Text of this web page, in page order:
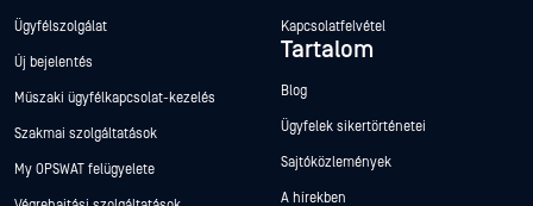
Ügyfélszolgálat
Új bejelentés
Műszaki ügyfélkapcsolat-kezelés
Szakmai szolgáltatások
My OPSWAT felügyelete
Kapcsolatfelvétel
Tartalom
Blog
Ügyfelek sikertörténetei
Sajtóközlemények
A hírekben